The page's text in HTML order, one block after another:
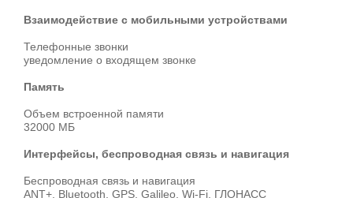
Взаимодействие с мобильными устройствами
Телефонные звонки
уведомление о входящем звонке
Память
Объем встроенной памяти
32000 МБ
Интерфейсы, беспроводная связь и навигация
Беспроводная связь и навигация
ANT+, Bluetooth, GPS, Galileo, Wi-Fi, ГЛОНАСC